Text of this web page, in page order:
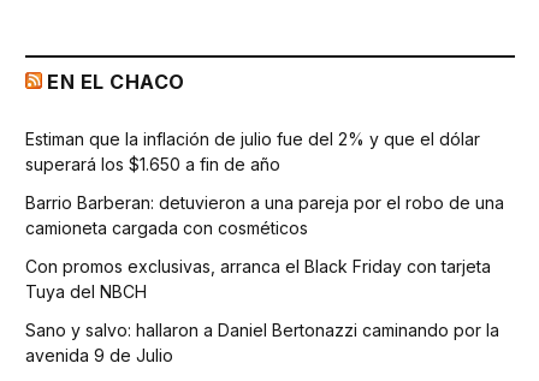
EN EL CHACO
Estiman que la inflación de julio fue del 2% y que el dólar
superará los $1.650 a fin de año
Barrio Barberan: detuvieron a una pareja por el robo de una
camioneta cargada con cosméticos
Con promos exclusivas, arranca el Black Friday con tarjeta
Tuya del NBCH
Sano y salvo: hallaron a Daniel Bertonazzi caminando por la
avenida 9 de Julio